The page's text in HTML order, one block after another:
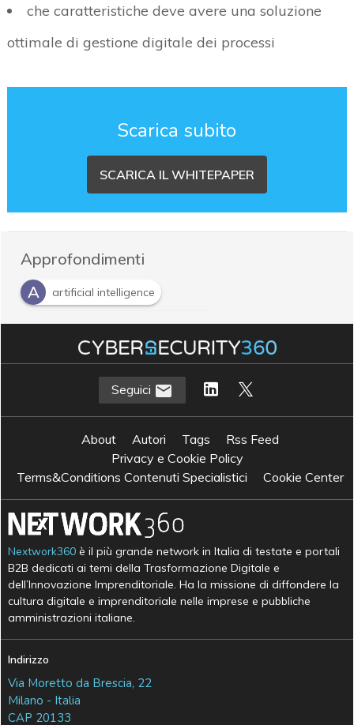
che caratteristiche deve avere una soluzione
ottimale di gestione digitale dei processi
Scarica subito
SCARICA IL WHITEPAPER
Approfondimenti
A
artificial intelligence
B Business Process Management
digital transformation P Process Mining
Seguici
About Autori Tags
Rss Feed
Privacy e Cookie Policy
Terms&Conditions Contenuti Specialistici
Cookie Center
Nextwork360 è il più grande network in Italia di testate e portali
B2B dedicati ai temi della Trasformazione Digitale e
dell’Innovazione Imprenditoriale. Ha la missione di diffondere la
cultura digitale e imprenditoriale nelle imprese e pubbliche
amministrazioni italiane.
Indirizzo
Via Moretto da Brescia, 22
Milano - Italia
CAP 20133